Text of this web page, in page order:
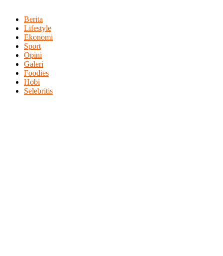
Berita
Lifestyle
Ekonomi
Sport
Opini
Galeri
Foodies
Hobi
Selebritis